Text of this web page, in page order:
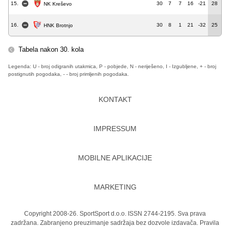
15. NK Kreševo 30 7 7 16 -21 28
16. HNK Brotnjo 30 8 1 21 -32 25
Tabela nakon 30. kola
Legenda: U - broj odigranih utakmica, P - pobjede, N - neriješeno, I - Izgubljene, + - broj
postignutih pogodaka, - - broj primljenih pogodaka.
KONTAKT
IMPRESSUM
MOBILNE APLIKACIJE
MARKETING
Copyright 2008-26. SportSport d.o.o. ISSN 2744-2195. Sva prava
zadržana. Zabranjeno preuzimanje sadržaja bez dozvole izdavača. Pravila